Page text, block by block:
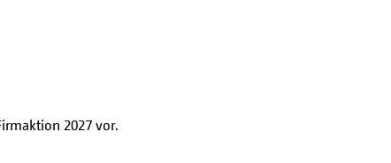
2027 vor.